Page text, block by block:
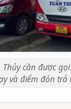
Thủy cần được
và điểm đón trả